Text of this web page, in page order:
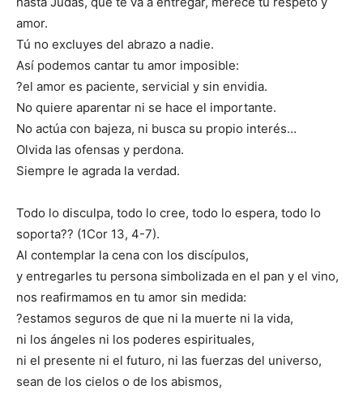
amor.
Tú no excluyes del abrazo a nadie.
Así podemos cantar tu amor imposible:
?el amor es paciente, servicial y sin envidia.
No quiere aparentar ni se hace el importante.
No actúa con bajeza, ni busca su propio interés…
Olvida las ofensas y perdona.
Siempre le agrada la verdad.
Todo lo disculpa, todo lo cree, todo lo espera, todo lo
soporta?? (1Cor 13, 4-7).
Al contemplar la cena con los discípulos,
y entregarles tu persona simbolizada en el pan y el vino,
nos reafirmamos en tu amor sin medida:
?estamos seguros de que ni la muerte ni la vida,
ni los ángeles ni los poderes espirituales,
ni el presente ni el futuro, ni las fuerzas del universo,
sean de los cielos o de los abismos,